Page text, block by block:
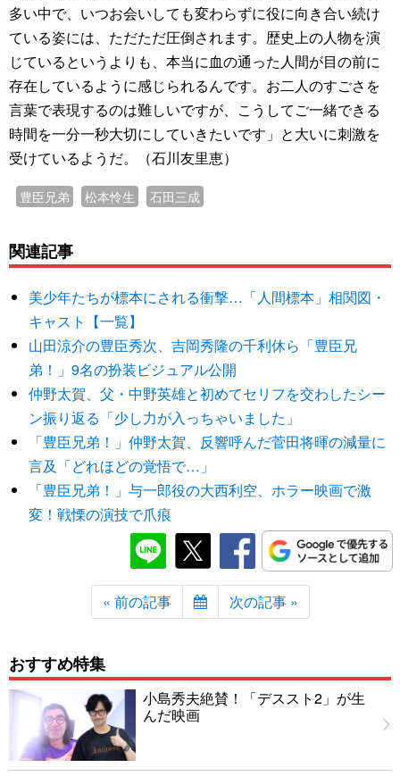
多い中で、いつお会いしても変わらずに役に向き合い続け
ている姿には、ただただ圧倒されます。歴史上の人物を演
じているというよりも、本当に血の通った人間が目の前に
存在しているように感じられるんです。お二人のすごさを
言葉で表現するのは難しいですが、こうしてご一緒できる
時間を一分一秒大切にしていきたいです」と大いに刺激を
受けているようだ。（石川友里恵）
豊臣兄弟 松本怜生 石田三成
関連記事
美少年たちが標本にされる衝撃…「人間標本」相関図・
キャスト【一覧】
山田涼介の豊臣秀次、吉岡秀隆の千利休ら「豊臣兄
弟！」9名の扮装ビジュアル公開
仲野太賀、父・中野英雄と初めてセリフを交わしたシー
ン振り返る「少し力が入っちゃいました」
「豊臣兄弟！」仲野太賀、反響呼んだ菅田将暉の減量に
言及「どれほどの覚悟で…」
「豊臣兄弟！」与一郎役の大西利空、ホラー映画で激
変！戦慄の演技で爪痕
« 前の記事 次の記事 »
おすすめ特集
小島秀夫絶賛！「デススト2」が生
んだ映画